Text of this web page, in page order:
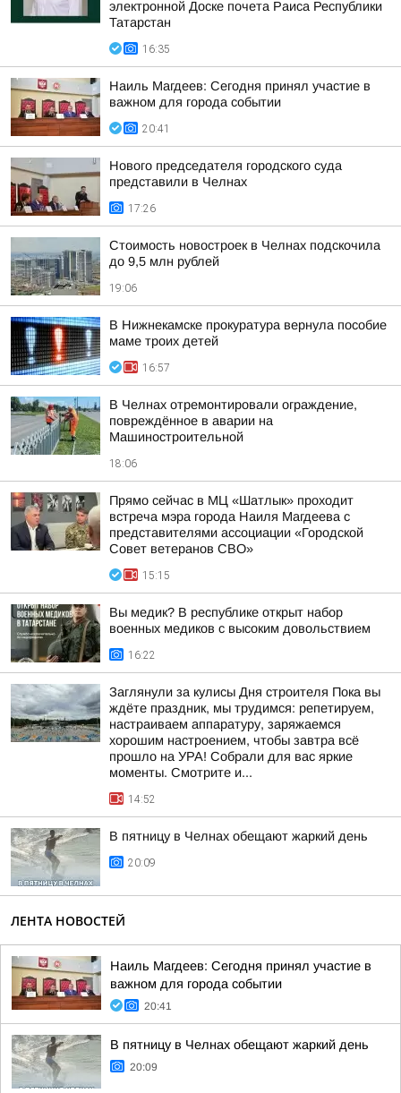
электронной Доске почета Раиса Республики
Татарстан
16:35
Наиль Магдеев: Сегодня принял участие в
важном для города событии
20:41
Нового председателя городского суда
представили в Челнах
17:26
Стоимость новостроек в Челнах подскочила
до 9,5 млн рублей
19:06
В Нижнекамске прокуратура вернула пособие
маме троих детей
16:57
В Челнах отремонтировали ограждение,
повреждённое в аварии на
Машиностроительной
18:06
Прямо сейчас в МЦ «Шатлык» проходит
встреча мэра города Наиля Магдеева с
представителями ассоциации «Городской
Совет ветеранов СВО»
15:15
Вы медик? В республике открыт набор
военных медиков с высоким довольствием
16:22
Заглянули за кулисы Дня строителя Пока вы
ждёте праздник, мы трудимся: репетируем,
настраиваем аппаратуру, заряжаемся
хорошим настроением, чтобы завтра всё
прошло на УРА! Собрали для вас яркие
моменты. Смотрите и...
14:52
В пятницу в Челнах обещают жаркий день
20:09
ЛЕНТА НОВОСТЕЙ
Наиль Магдеев: Сегодня принял участие в
важном для города событии
20:41
В пятницу в Челнах обещают жаркий день
20:09